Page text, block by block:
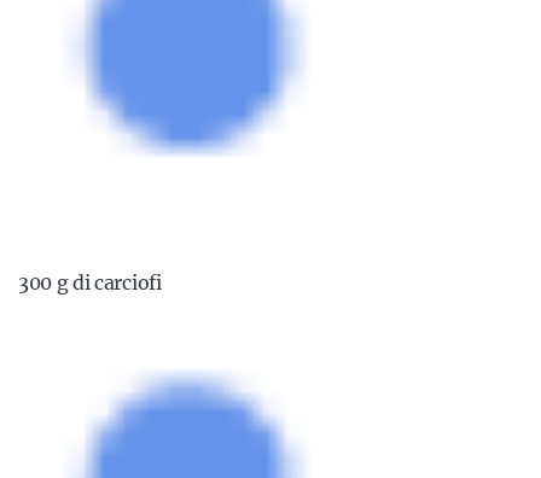
300 g di carciofi